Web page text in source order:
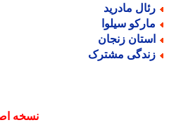
مادرید
سیلوا
زنجان
مشترک
نسخه اصلی